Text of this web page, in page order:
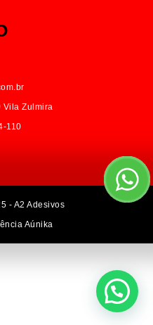
Vila Zulmira
110
- A2 Adesivos
Aúnika